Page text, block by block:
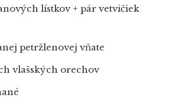
lístkov + pár vetvičiek
petržlenovej vňate
vlašských orechov